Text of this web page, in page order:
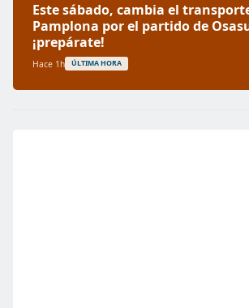
Este sábado, cambia el
Pamplona por el partido de
¡prepárate!
Hace 1h ÚLTIMA HORA